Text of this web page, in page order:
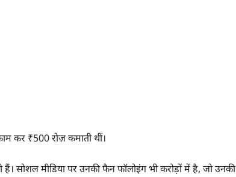
कर ₹500 रोज़ कमाती थीं।
सोशल मीडिया पर उनकी फैन फॉलोइंग भी करोड़ों में है, जो उनकी